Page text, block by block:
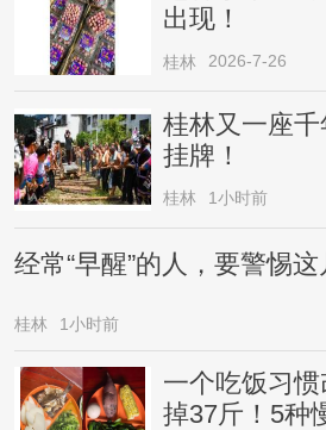
出现！
桂林 2026-7-26
桂林又一座
挂牌！
桂林 1小时前
经常“早醒”的人，要警惕这
桂林 1小时前
一个吃饭习
掉37斤！5种